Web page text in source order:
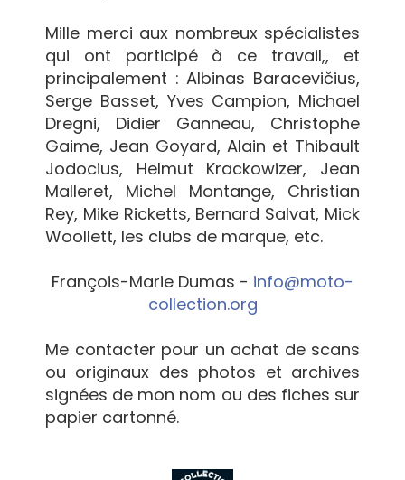
Mille merci aux nombreux spécialistes
qui ont participé à ce travail,, et
principalement : Albinas Baracevičius,
Serge Basset, Yves Campion, Michael
Dregni, Didier Ganneau, Christophe
Gaime, Jean Goyard, Alain et Thibault
Jodocius, Helmut Krackowizer, Jean
Malleret, Michel Montange, Christian
Rey, Mike Ricketts, Bernard Salvat, Mick
Woollett, les clubs de marque, etc.
François-Marie Dumas - info@moto-
collection.org
Me contacter pour un achat de scans
ou originaux des photos et archives
signées de mon nom ou des fiches sur
papier cartonné.